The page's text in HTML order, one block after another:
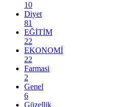
10
Diyet
81
EĞİTİM
22
EKONOMİ
22
Farmasi
2
Genel
6
Güzellik